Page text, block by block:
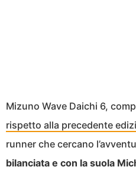
Mizuno Wave Daichi 6,
rispetto alla precedente
runner che cercano
bilanciata e con la suola